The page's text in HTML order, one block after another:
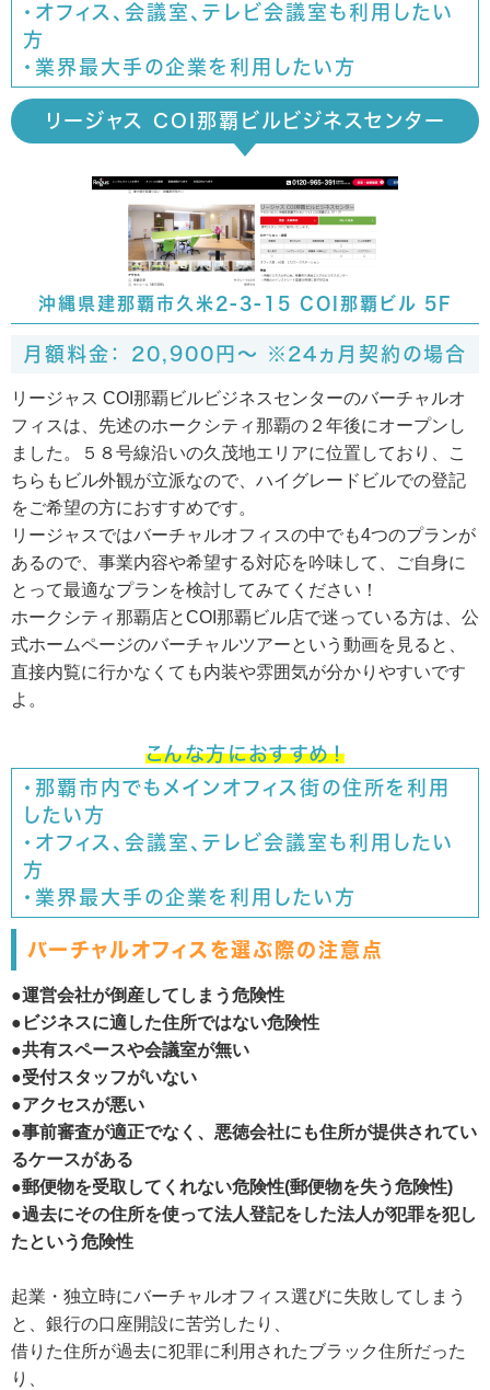
・オフィス、会議室、テレビ会議室も利用したい
方
・業界最大手の企業を利用したい方
リージャス COI那覇ビルビジネスセンター
沖縄県建那覇市久米2-3-15 COI那覇ビル 5F
月額料金： 20,900円～ ※24ヵ月契約の場合
リージャス COI那覇ビルビジネスセンターのバーチャルオ
フィスは、先述のホークシティ那覇の２年後にオープンし
ました。５８号線沿いの久茂地エリアに位置しており、こ
ちらもビル外観が立派なので、ハイグレードビルでの登記
をご希望の方におすすめです。
リージャスではバーチャルオフィスの中でも4つのプランが
あるので、事業内容や希望する対応を吟味して、ご自身に
とって最適なプランを検討してみてください！
ホークシティ那覇店とCOI那覇ビル店で迷っている方は、公
式ホームページのバーチャルツアーという動画を見ると、
直接内覧に行かなくても内装や雰囲気が分かりやすいです
よ。
こんな方におすすめ！
・那覇市内でもメインオフィス街の住所を利用
したい方
・オフィス、会議室、テレビ会議室も利用したい
方
・業界最大手の企業を利用したい方
バーチャルオフィスを選ぶ際の注意点
●運営会社が倒産してしまう危険性
●ビジネスに適した住所ではない危険性
●共有スペースや会議室が無い
●受付スタッフがいない
●アクセスが悪い
●事前審査が適正でなく、悪徳会社にも住所が提供されてい
るケースがある
●郵便物を受取してくれない危険性(郵便物を失う危険性)
●過去にその住所を使って法人登記をした法人が犯罪を犯し
たという危険性
起業・独立時にバーチャルオフィス選びに失敗してしまう
と、銀行の口座開設に苦労したり、
借りた住所が過去に犯罪に利用されたブラック住所だった
り、